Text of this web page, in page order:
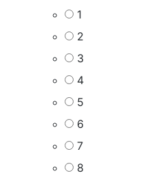
1
2
3
4
5
6
7
8